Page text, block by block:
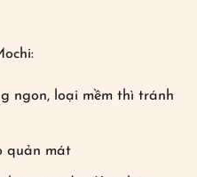
ngon, loại mềm thì tránh
quản mát